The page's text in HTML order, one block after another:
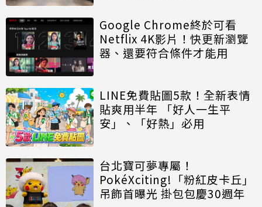
Google Chrome終於可看
Netflix 4K影片！快更新瀏覽
器、還要符合條件才能用
LINE免費貼圖5款！全新表情
貼爽用半年 「好人一生平
安」、「好熱」必用
台北寶可夢專屬！
PokéXciting!「粉紅皮卡丘」
吊飾首曝光 掛包包慶30週年